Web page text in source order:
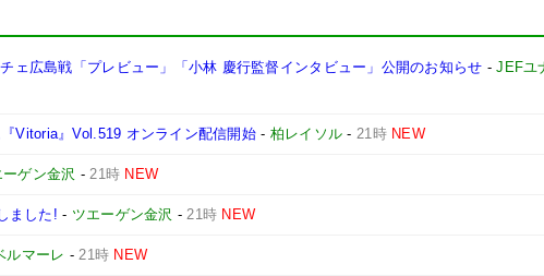
ェ広島戦「プレビュー」「小林 慶行監督インタビュー」公開のお知らせ -JEFユ
Vitoria』Vol.519 オンライン配信開始 - 柏レイソル - 21時 NEW
ーゲン金沢 -21時 NEW
ました! - ツエーゲン金沢 -21時 NEW
ルマーレ -21時 NEW